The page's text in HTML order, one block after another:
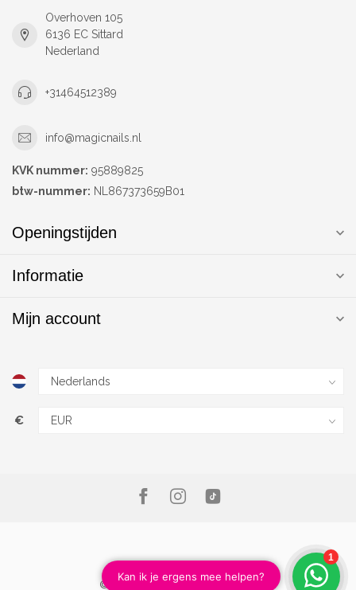
Overhoven 105
6136 EC Sittard
Nederland
+31464512389
info@magicnails.nl
KVK nummer: 95889825
btw-nummer: NL867373659B01
Openingstijden
Informatie
Mijn account
€
© Copyright 2026 Magic Nails B.V.